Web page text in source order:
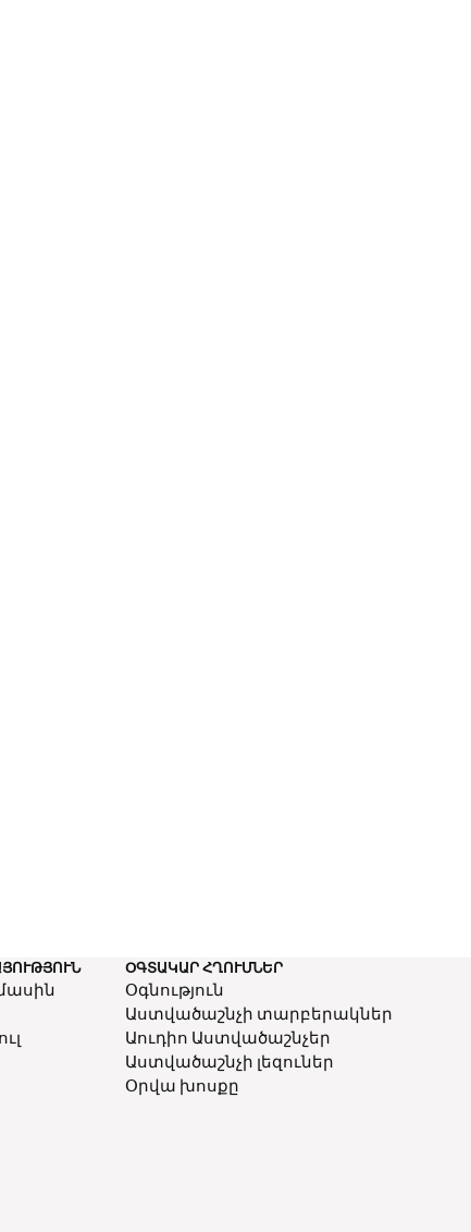
ՕԳՏԱԿԱՐ ՀՂՈՒՄՆԵՐ
Օգնություն
Աստվածաշնչի տարբերակներ
Աուդիո Աստվածաշնչեր
Աստվածաշնչի լեզուներ
Օրվա խոսքը